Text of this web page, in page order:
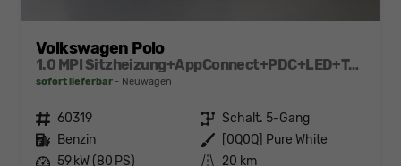
Volkswagen Polo
1.0 MPI Sitzheizung+AppConnect+PDC+LED+Touch+Lichtsensor+MultiLenkrad
sofort lieferbar Neuwagen
Fahrzeugnr. 60319 Getriebe Schalt. 5-Gang
Kraftstoff Benzin Außenfarbe
[0Q0Q] Pure White
Leistung 59 kW (80 PS) Kilometerstand 20 km